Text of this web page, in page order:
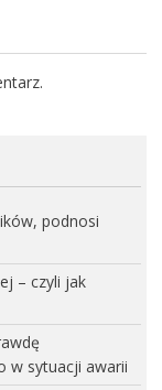
podnosi
– czyli jak
w sytuacji awarii